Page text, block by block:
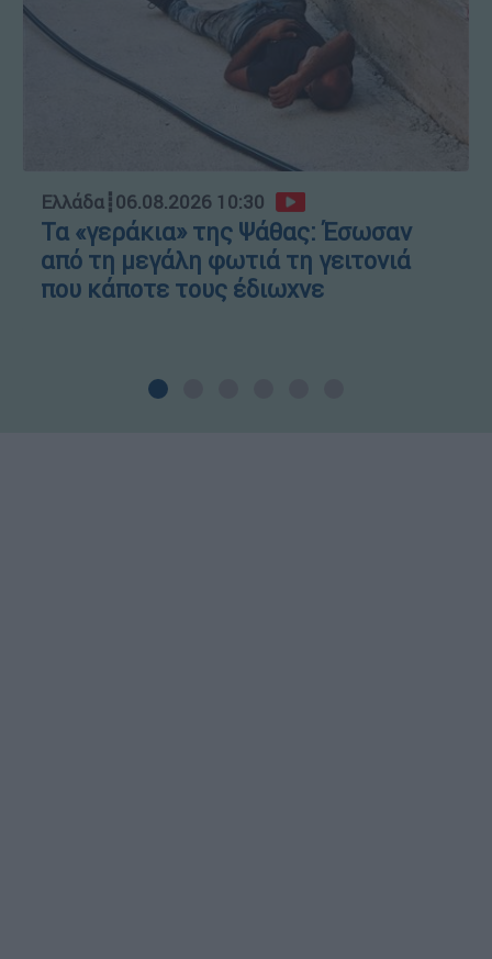
Ελλάδα┋06.08.2026 10:30
Τα «γεράκια» της Ψάθας: Έσωσαν
από τη μεγάλη φωτιά τη γειτονιά
που κάποτε τους έδιωχνε